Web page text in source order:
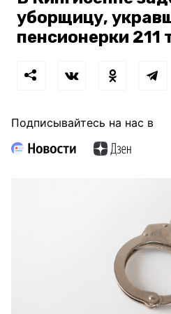
уборщицу,
пенсионерки 211
Подписывайтесь на нас в